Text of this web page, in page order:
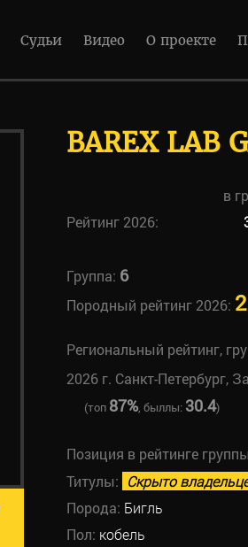
Судьи Видео О проекте
BAREX LAB
в
Рейтинг 2026:
Группа: 6
Породный рейтинг 2026:
Региональный рейтинг,
2026 г. Санкт-Петербург,
(топ 87%, быллы: 30.4)
Позиция в рейтинге
Титулы: Скрыто
Порода: Бигль
Пол: кобель